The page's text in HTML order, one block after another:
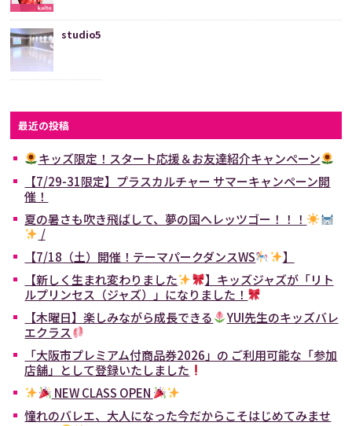
studio5
最近の投稿
キッズ限定！スタート応援＆お友達紹介キャンペーン
【7/29-31限定】プラスカルチャー サマーキャンペーン開
催！
夏の暑さも吹き飛ばして、夢の国へレッツゴー！！！
/
【7/18（土）開催！テーマパークダンスWS
】
【新しく生まれ変わりました
】キッズジャズが「リト
ルプリンセス（ジャズ）」になりました！
【木曜日】楽しみながら成長できる
YUI先生のキッズバレ
エクラス
「大阪市プレミアム付商品券2026」の ご利用可能な「参加
店舗」として登録いたしました
NEW CLASS OPEN
憧れのバレエ、大人になった今だからこそはじめてみませ